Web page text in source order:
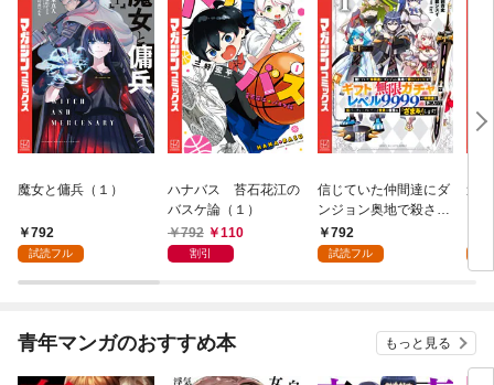
魔女と傭兵（１）
792
試読フル
ハナバス 苔石花江の
バスケ論（１）
792
110
割引
信じていた仲間達にダ
ンジョン奥地で殺され
かけたがギフト『無限
ガチャ』でレベル９９
『ざまぁ！』します！
792
試読フル
追
強
～
（
青年マンガのおすすめ本 もっと見る